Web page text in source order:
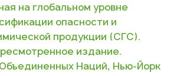
на глобальном уровне
опасности и
продукции (СГС).
издание.
Наций, Нью-Йорк